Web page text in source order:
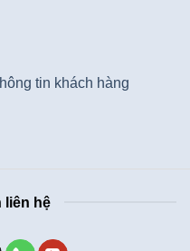
tin khách hàng
liên hệ